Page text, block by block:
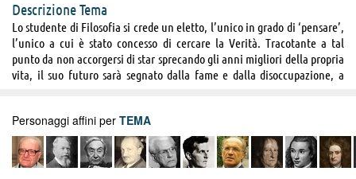
Descrizione Tema
Lo studente di Filosofia si crede un eletto, l’unico in grado di ‘pensare’,
l’unico a cui è stato concesso di cercare la Verità. Tracotante a tal
punto da non accorgersi di star sprecando gli anni migliori della propria
vita, il suo futuro sarà segnato dalla fame e dalla disoccupazione, a
così i suoi anni d’oro saranno salvi: potrà dar lustro alle proprie abilità
oratorie e provocatorie come conferenziere o alla peggio come
opinionista televisivo. Se saprà giocarsi bene le sue carte, il tempo
trascorso studiando a spese di mamma e papà gli renderà una vita
Personaggi affini per TEMA